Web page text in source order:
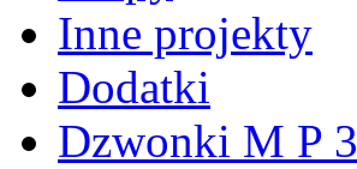
Inne projekty
Dodatki
Dzwonki M P 3